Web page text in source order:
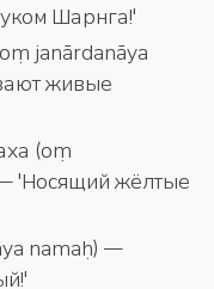
Шарнга!'
janārdanāya
живые
(oṃ
'Носящий жёлтые
namaḥ) —